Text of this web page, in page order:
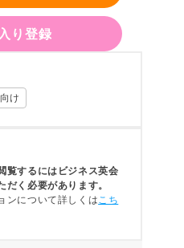
り登録
け
覧するにはビジネス英会
く必要があります。
ンについて詳しくはこち